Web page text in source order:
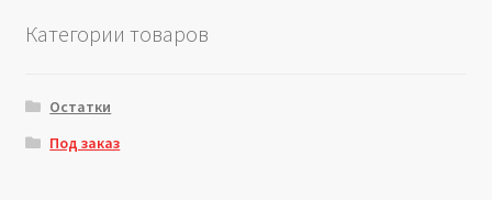
Категории товаров
Остатки
Под заказ